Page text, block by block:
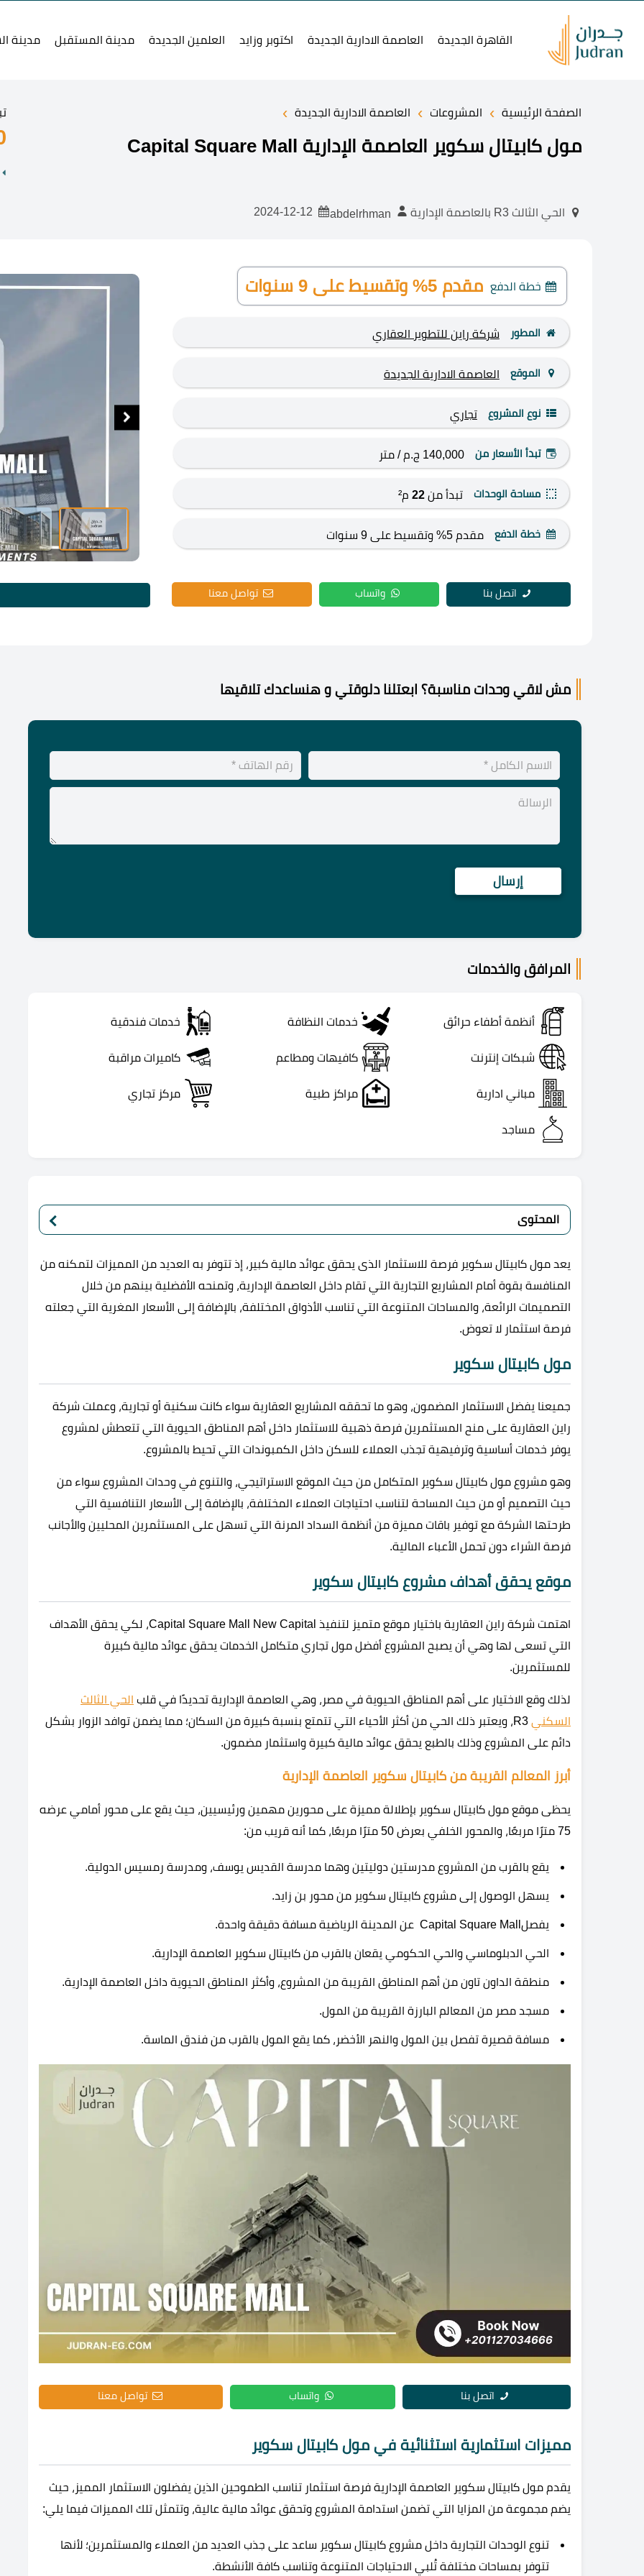
القاهرة الجديدة العاصمة الادارية الجديدة اكتوبر وزايد العلمين الجديدة مدينة المستقبل مدينة
الصفحة الرئيسية › المشروعات › العاصمة الادارية الجديدة ›
مول كابيتال سكوير العاصمة الإدارية Capital Square Mall
الحي الثالث R3 بالعاصمة الإدارية
خطة الدفع مقدم 5% وتقسيط على 9 سنوات
المطور شركة راين للتطوير العقاري
الموقع العاصمة الادارية الجديدة
نوع المشروع تجاري
تبدأ الأسعار من 140,000 ج.م / متر
مساحة الوحدات تبدأ من22 م²
خطة الدفع مقدم 5% وتقسيط على 9 سنوات
اتصل بنا واتساب تواصل معنا
مش لاقي وحدات مناسبة؟ ابعتلنا دلوقتي و هنساعدك تلاقيها
المرافق والخدمات
أنظمة أطفاء حرائق خدمات النظافة خدمات فندقية
شبكات إنترنت كافيهات ومطاعم كاميرات مراقبة
مباني ادارية مراكز طبية مركز تجاري
مساجد
المحتوى
يعد مول كابيتال سكوير فرصة للاستثمار الذى يحقق عوائد مالية كبير، إذ تتوفر به العديد من المميزات لتمكنه من
المنافسة بقوة أمام المشاريع التجارية التي تقام داخل العاصمة الإدارية، وتمنحه الأفضلية بينهم من خلال
التصميمات الرائعة، والمساحات المتنوعة التي تناسب الأذواق المختلفة، بالإضافة إلى الأسعار المغرية التي جعلته
فرصة استثمار لا تعوض.
مول كابيتال سكوير
جميعنا يفضل الاستثمار المضمون، وهو ما تحققه المشاريع العقارية سواء كانت سكنية أو تجارية، وعملت شركة
راين العقارية على منح المستثمرين فرصة ذهبية للاستثمار داخل أهم المناطق الحيوية التي تتعطش لمشروع
يوفر خدمات أساسية وترفيهية تجذب العملاء للسكن داخل الكمبوندات التي تحيط بالمشروع.
وهو مشروع مول كابيتال سكوير المتكامل من حيث الموقع الاستراتيجي، والتنوع في وحدات المشروع سواء من
حيث التصميم أو من حيث المساحة لتناسب احتياجات العملاء المختلفة، بالإضافة إلى الأسعار التنافسية التي
طرحتها الشركة مع توفير باقات مميزة من أنظمة السداد المرنة التي تسهل على المستثمرين المحليين والأجانب
فرصة الشراء دون تحمل الأعباء المالية.
موقع يحقق أهداف مشروع كابيتال سكوير
اهتمت شركة راين العقارية باختيار موقع متميز لتنفيذ Capital Square Mall New Capital، لكي يحقق الأهداف
التي تسعى لها وهي أن يصبح المشروع أفضل مول تجاري متكامل الخدمات يحقق عوائد مالية كبيرة
للمستثمرين.
لذلك وقع الاختيار على أهم المناطق الحيوية في مصر، وهي العاصمة الإدارية تحديدًا في قلب الحي الثالث
السكني
R3، ويعتبر ذلك الحي من أكثر الأحياء التي تتمتع بنسبة كبيرة من السكان؛ مما يضمن توافد الزوار بشكل
دائم على المشروع وذلك بالطبع يحقق عوائد مالية كبيرة واستثمار مضمون.
أبرز المعالم القريبة من كابيتال سكوير العاصمة الإدارية
يحظى موقع مول كابيتال سكوير بإطلالة مميزة على محورين مهمين ورئيسيين، حيث يقع على محور أمامي عرضه
75 مترًا مربعًا، والمحور الخلفي بعرض 50 مترًا مربعًا، كما أنه قريب من:
يقع بالقرب من المشروع مدرستين دوليتين وهما مدرسة القديس يوسف، ومدرسة رمسيس الدولية.
يسهل الوصول إلى مشروع كابيتال سكوير من محور بن زايد.
يفصلCapital Square Mall عن المدينة الرياضية مسافة دقيقة واحدة.
الحي الدبلوماسي والحي الحكومي يقعان بالقرب من كابيتال سكوير العاصمة الإدارية.
منطقة الداون تاون من أهم المناطق القريبة من المشروع، وأكثر المناطق الحيوية داخل العاصمة الإدارية.
مسجد مصر من المعالم البارزة القريبة من المول.
مسافة قصيرة تفصل بين المول والنهر الأخضر، كما يقع المول بالقرب من فندق الماسة.
اتصل بنا واتساب تواصل معنا
مميزات استثمارية استثنائية في مول كابيتال سكوير
يقدم مول كابيتال سكوير العاصمة الإدارية فرصة استثمار تناسب الطموحين الذين يفضلون الاستثمار المميز، حيث
يضم مجموعة من المزايا التي تضمن استدامة المشروع وتحقق عوائد مالية عالية، وتتمثل تلك المميزات فيما يلي:
تنوع الوحدات التجارية داخل مشروع كابيتال سكوير ساعد على جذب العديد من العملاء والمستثمرين؛ لأنها
تتوفر بمساحات مختلفة تُلبي الاحتياجات المتنوعة وتناسب كافة الأنشطة.